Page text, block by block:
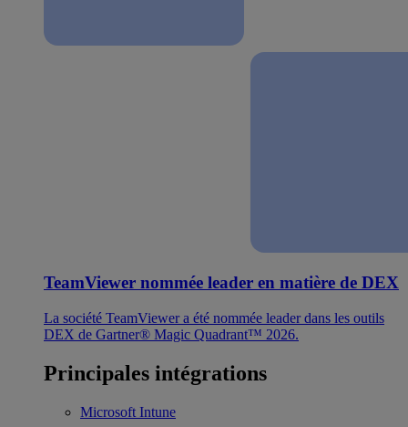
TeamViewer nommée leader en matière de DEX
La société TeamViewer a été nommée leader dans les outils
DEX de Gartner® Magic Quadrant™ 2026.
Principales intégrations
Microsoft Intune